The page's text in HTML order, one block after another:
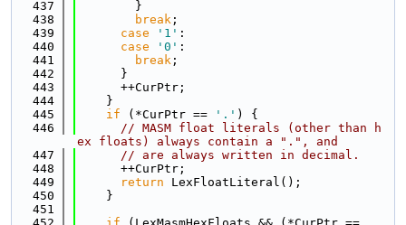
  437
        }
  438
break ;
  439
case '1' :
  440
case '0' :
  441
break ;
  442
      }
  443
      ++CurPtr;
  444
    }
  445
if (*CurPtr == '.' ) {
  446
// MASM float literals (other than h
ex floats) always contain a ".", and
  447
// are always written in decimal.
  448
      ++CurPtr;
  449
return LexFloatLiteral();
  450
    }
  451